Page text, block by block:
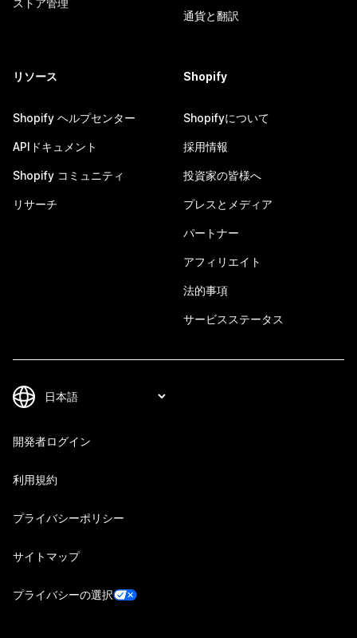
ストア管理
通貨と翻訳
リソース
Shopify ヘルプセンター
APIドキュメント
Shopify コミュニティ
リサーチ
Shopify
Shopifyについて
採用情報
投資家の皆様へ
プレスとメディア
パートナー
アフィリエイト
法的事項
サービスステータス
開発者ログイン
利用規約
プライバシーポリシー
サイトマップ
プライバシーの選択